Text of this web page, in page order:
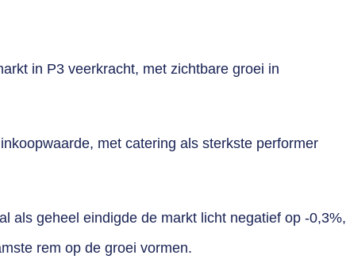
in P3 veerkracht, met zichtbare groei in
met catering als sterkste performer
als geheel eindigde de markt licht negatief op -0,3%,
rem op de groei vormen.